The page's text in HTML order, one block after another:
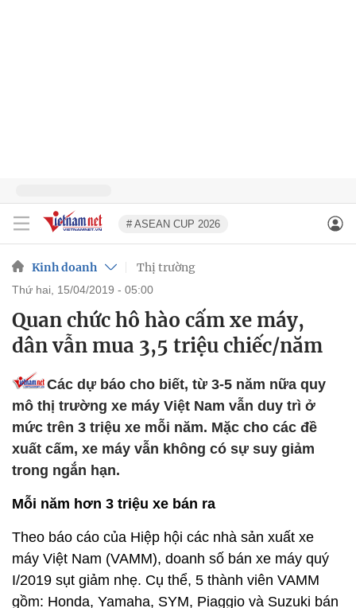
# ASEAN CUP 2026
Kinh doanh Thị trường
thứ hai, 15/04/2019 - 05:00
Quan chức hô hào cấm xe máy,
dân vẫn mua 3,5 triệu chiếc/năm
Các dự báo cho biết, từ 3-5 năm nữa quy
mô thị trường xe máy Việt Nam vẫn duy trì ở
mức trên 3 triệu xe mỗi năm. Mặc cho các đề
xuất cấm, xe máy vẫn không có sự suy giảm
trong ngắn hạn.
Mỗi năm hơn 3 triệu xe bán ra
Theo báo cáo của Hiệp hội các nhà sản xuất xe
máy Việt Nam (VAMM), doanh số bán xe máy quý
I/2019 sụt giảm nhẹ. Cụ thể, 5 thành viên VAMM
gồm: Honda, Yamaha, SYM, Piaggio và Suzuki bán